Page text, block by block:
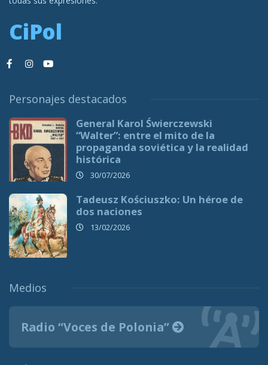
CiPol
Personajes destacados
General Karol Świerczewski
“Walter”: entre el mito de la
propaganda soviética y la realidad
histórica
30/07/2026
Tadeusz Kościuszko: Un héroe de
dos naciones
13/02/2026
Medios
Radio “Voces de Polonia”